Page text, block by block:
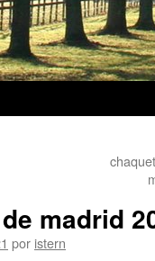
madrid
por istern